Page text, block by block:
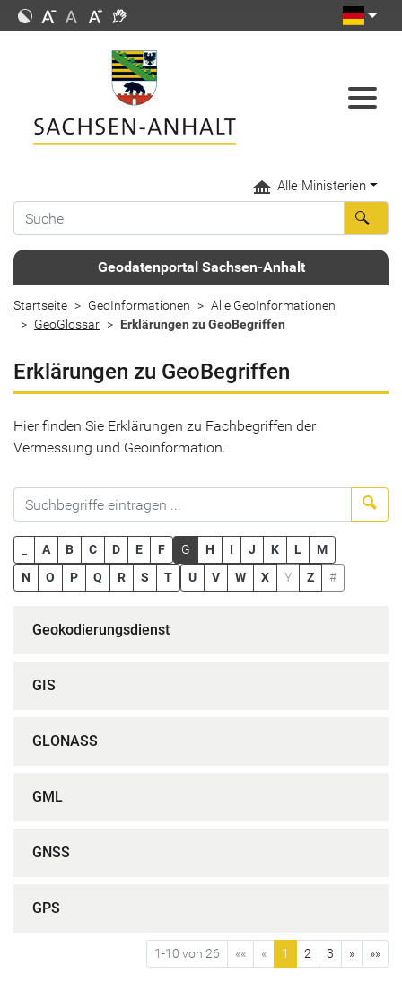
Alle Ministerien
Geodatenportal Sachsen-Anhalt
Startseite GeoInformationen
Alle GeoInformationen
GeoGlossar
Erklärungen zu GeoBegriffen
Erklärungen zu GeoBegriffen
Hier finden Sie Erklärungen zu Fachbegriffen der
Vermessung und Geoinformation.
A B C D E F G H I J K L
M
N
O P Q R S T U V W X Y Z #
Geokodierungsdienst
GIS
GLONASS
GML
GNSS
GPS
1-10 von 26 «« « 1 2 3 » »»